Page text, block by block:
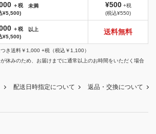
＋税
¥5,500)
未満 ¥500+税
(税込¥550)
＋税
¥5,500)
以上 送料無料
き送料￥1,000 +税（税込￥1,100）
休みのため、お届けまでに通常以上のお時間をいただく場合
配送日時指定について 返品・交換について